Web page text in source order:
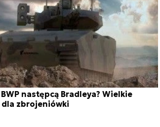
następcą Bradleya? Wielkie
zbrojeniówki